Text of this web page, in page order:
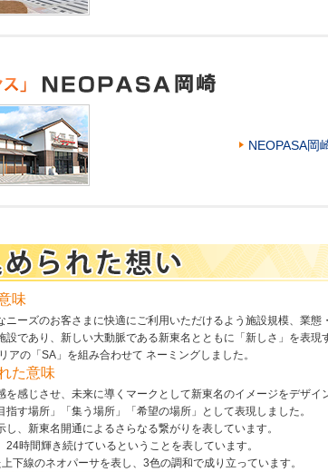
NEOPASA岡
味
ニーズのお客さまに快適にご利用いただけるよう施設規模、業態
であり、新しい大動脈である新東名とともに「新しさ」を表現
の「SA」を組み合わせて ネーミングしました。
た意味
感じさせ、未来に導くマークとして新東名のイメージをデザイ
す場所」「集う場所」「希望の場所」として表現しました。
、新東名開通によるさらなる繋がりを表しています。
時間輝き続けているということを表しています。
下線のネオパーサを表し、3色の調和で成り立っています。